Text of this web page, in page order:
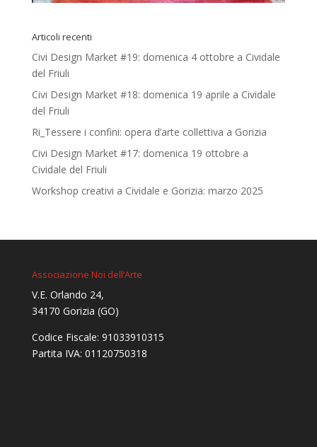
Articoli recenti
Civi Design Market #19: domenica 4 ottobre a Cividale
del Friuli
Civi Design Market #18: domenica 19 aprile a Cividale
del Friuli
Ri_Tessere i confini: opera d’arte collettiva a Gorizia
Civi Design Market #17: domenica 19 ottobre a
Cividale del Friuli
Workshop creativi a Cividale e Gorizia: marzo 2025
Associazione Noi dell’Arte
V.E. Orlando 24,
34170 Gorizia (GO)
Codice Fiscale: 91033910315
Partita IVA: 01120750318